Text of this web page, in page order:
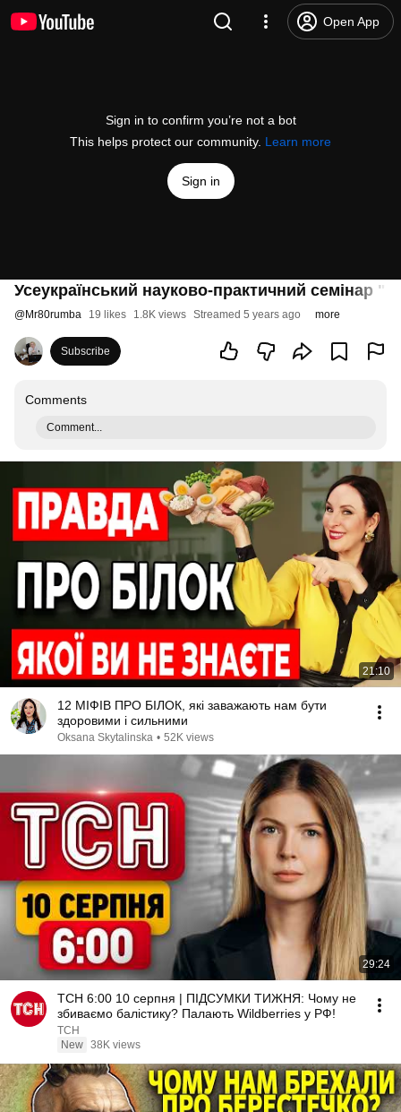
Open App
Sign in to confirm you’re not a bot
This helps protect our community. Learn more
Sign in
Усеукраїнський науково-практичний семінар
@Mr80rumba 19 likes 1.8K views Streamed 5 years ago more
Subscribe
Comments
Comment...
21:10
12 МІФІВ ПРО БІЛОК, які заважають нам бути
здоровими і сильними
Oksana Skytalinska • 52K views
29:24
ТСН 6:00 10 серпня | ПІДСУМКИ ТИЖНЯ: Чому не
збиваємо балістику? Палають Wildberries у РФ!
ТСН
New 38K views